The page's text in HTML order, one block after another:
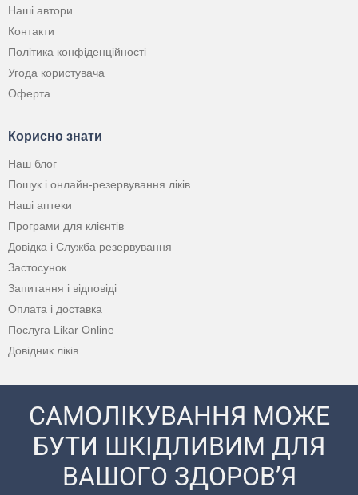
Наші автори
Контакти
Політика конфіденційності
Угода користувача
Оферта
Корисно знати
Наш блог
Пошук і онлайн-резервування ліків
Наші аптеки
Програми для клієнтів
Довідка і Служба резервування
Застосунок
Запитання і відповіді
Оплата і доставка
Послуга Likar Online
Довідник ліків
САМОЛІКУВАННЯ МОЖЕ
БУТИ ШКІДЛИВИМ ДЛЯ
ВАШОГО ЗДОРОВ’Я